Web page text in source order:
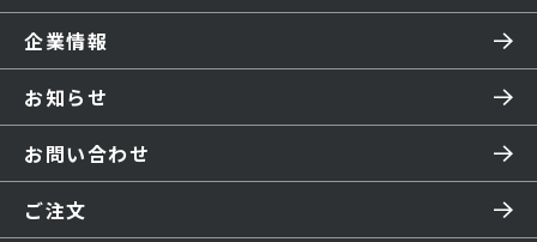
企業情報
お知らせ
お問い合わせ
ご注文